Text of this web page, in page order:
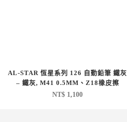
AL-STAR 恆星系列 126 自動鉛筆 鐵灰
– 鐵灰, M41 0.5MM、Z18橡皮擦
NT$ 1,100